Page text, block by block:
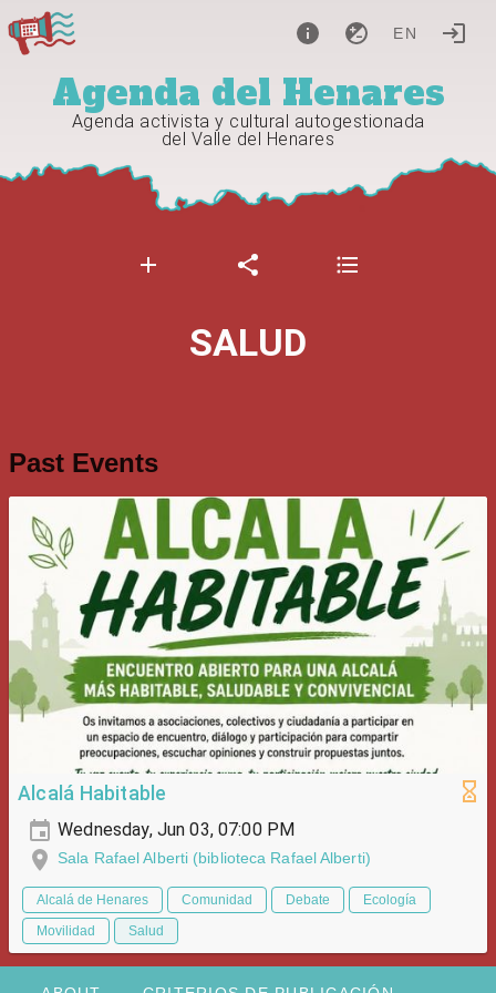
EN
Agenda del Henares
Agenda activista y cultural autogestionada
del Valle del Henares
SALUD
Past Events
Alcalá Habitable
Wednesday, Jun 03, 07:00 PM
Sala Rafael Alberti (biblioteca Rafael Alberti)
Alcalá de Henares Comunidad Debate
Ecología
Movilidad
Salud